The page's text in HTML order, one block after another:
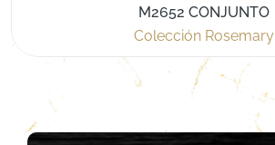
M2652 CONJUNTO
Colección Rosemary